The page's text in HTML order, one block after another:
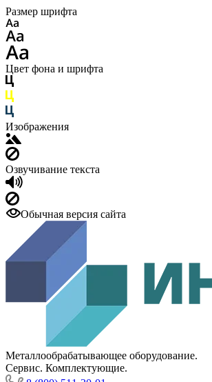
Размер шрифта
Цвет фона и шрифта
Изображения
Озвучивание текста
Обычная версия сайта
Металлообрабатывающее оборудование.
Сервис. Комплектующие.